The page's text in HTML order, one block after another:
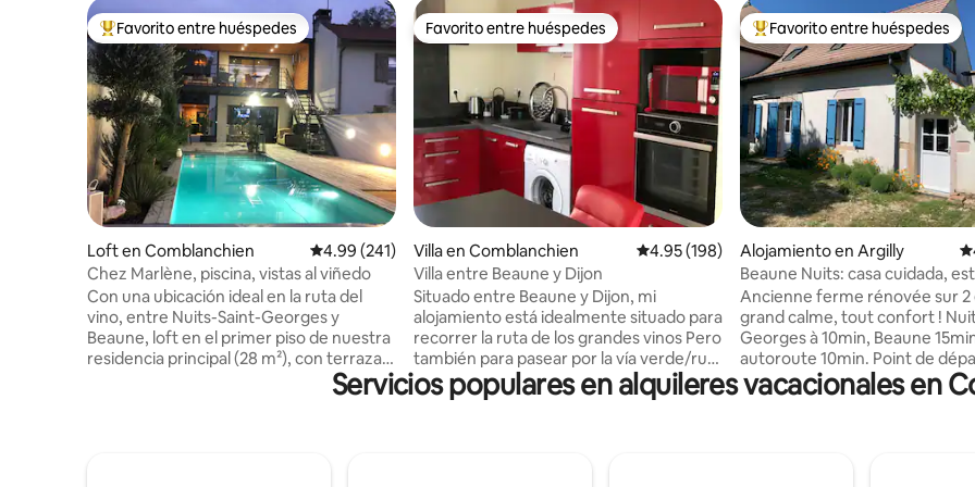
Favorito entre huéspedes preferido
Favorito entre huéspedes
Loft en Comblanchien Calificación promedio: 4.99 de 5, 241 reseñas
4.99 (241)
Chez Marlène, piscina, vistas al viñedo
Con una ubicación ideal en la ruta del
vino, entre Nuits-Saint-Georges y
Beaune, loft en el primer piso de nuestra
residencia principal (28 m²), con terraza
privada cubierta (20 m²) con vistas a los
viñedos clasificados. Piscina de agua
Favorito entre huéspedes
Favorito entre huéspedes
Villa en Comblanchien Calificación promedio: 4.95 de 5, 198 reseñas
4.95 (198)
Villa entre Beaune y Dijon
Situado entre Beaune y Dijon, mi
alojamiento está idealmente situado para
recorrer la ruta de los grandes vinos Pero
también para pasear por la vía verde/ruta
ciclista a pie o en bicicleta (pasa justo a la
salida de la residencia) Un gran parque
Favorito entre huéspedes
Favorito entre huéspedes
Alojamiento en Argilly
Beaune Nuits: casa cuidada,
tranquilidad
Ancienne ferme rénovée sur 2
grand calme, tout confort !
Georges à 10min, Beaune
autoroute 10min. Point de
pour visiter les vignobles.
devant un large canapé, cuisine
de société et d'extérieurs,
Servicios populares en alquileres vacacionales en